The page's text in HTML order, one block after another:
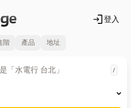
login登入
階 產品 地址
/